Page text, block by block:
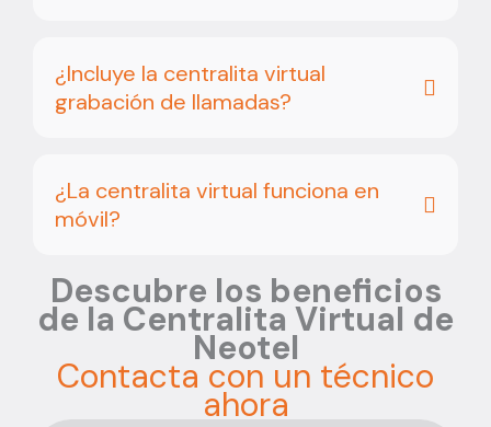
¿Incluye la centralita virtual
grabación de llamadas?
¿La centralita virtual funciona en
móvil?
Descubre los beneficios
de la Centralita Virtual de
Neotel
Contacta con un técnico
ahora